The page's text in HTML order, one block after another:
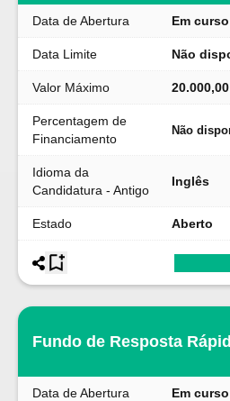
Data de Abertura Em curso
Data Limite Não
Valor Máximo
Percentagem de
Financiamento
Não
Idioma da
Candidatura - Antigo
Inglês
Estado Aberto
Fundo de Resposta
Data de Abertura Em curso